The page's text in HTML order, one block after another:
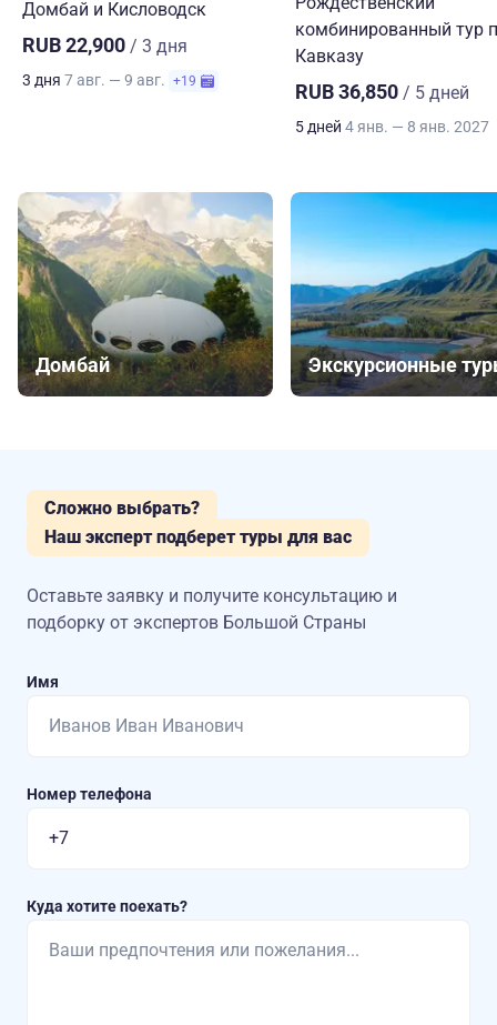
Домбай и Кисловодск
RUB 22,900 / 3 дня
3 дня 7 авг. — 9 авг. +19
комбинированный тур
Кавказу
RUB 36,850 / 5 дней
5 дней 4 янв. — 8 янв. 2027
Домбай Экскурсионные
Сложно выбрать?
Наш эксперт подберет туры для вас
Оставьте заявку и получите консультацию и
подборку от экспертов Большой Страны
Имя
Номер телефона
Куда хотите поехать?